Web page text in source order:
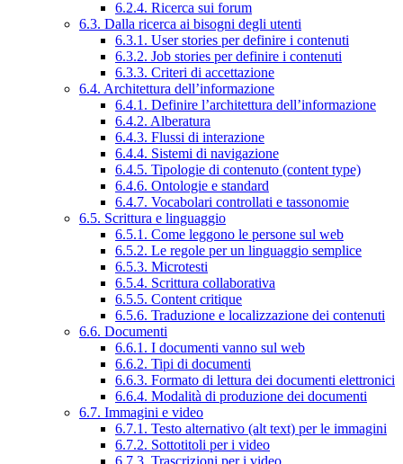
6.2.4. Ricerca sui forum
6.3. Dalla ricerca ai bisogni degli utenti
6.3.1. User stories per definire i contenuti
6.3.2. Job stories per definire i contenuti
6.3.3. Criteri di accettazione
6.4. Architettura dell’informazione
6.4.1. Definire l’architettura dell’informazione
6.4.2. Alberatura
6.4.3. Flussi di interazione
6.4.4. Sistemi di navigazione
6.4.5. Tipologie di contenuto (content type)
6.4.6. Ontologie e standard
6.4.7. Vocabolari controllati e tassonomie
6.5. Scrittura e linguaggio
6.5.1. Come leggono le persone sul web
6.5.2. Le regole per un linguaggio semplice
6.5.3. Microtesti
6.5.4. Scrittura collaborativa
6.5.5. Content critique
6.5.6. Traduzione e localizzazione dei contenuti
6.6. Documenti
6.6.1. I documenti vanno sul web
6.6.2. Tipi di documenti
6.6.3. Formato di lettura dei documenti elettronici
6.6.4. Modalità di produzione dei documenti
6.7. Immagini e video
6.7.1. Testo alternativo (alt text) per le immagini
6.7.2. Sottotitoli per i video
6.7.3. Trascrizioni per i video